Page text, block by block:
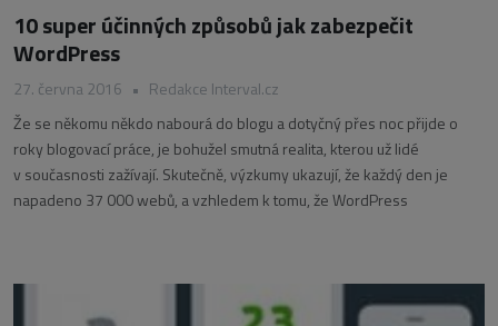
10 super účinných způsobů jak zabezpečit
WordPress
27. června 2016 • Redakce Interval.cz
Že se někomu někdo nabourá do blogu a dotyčný přes noc přijde o
roky blogovací práce, je bohužel smutná realita, kterou už lidé
v současnosti zažívají. Skutečně, výzkumy ukazují, že každý den je
napadeno 37 000 webů, a vzhledem k tomu, že WordPress